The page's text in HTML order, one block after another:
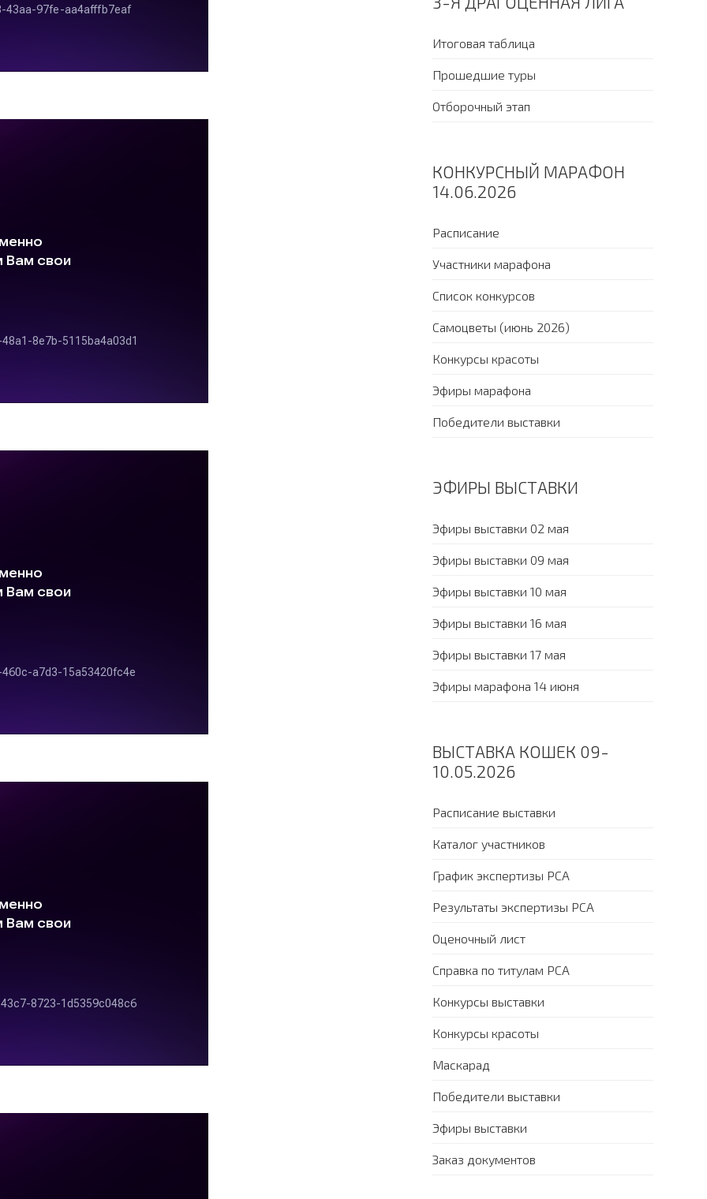
Итоговая таблица
Прошедшие туры
Отборочный этап
КОНКУРСНЫЙ МАРАФОН
14.06.2026
Расписание
Участники марафона
Список конкурсов
Самоцветы (июнь 2026)
Конкурсы красоты
Эфиры марафона
Победители выставки
ЭФИРЫ ВЫСТАВКИ
Эфиры выставки 02 мая
Эфиры выставки 09 мая
Эфиры выставки 10 мая
Эфиры выставки 16 мая
Эфиры выставки 17 мая
Эфиры марафона 14 июня
ВЫСТАВКА КОШЕК 09-
10.05.2026
Расписание выставки
Каталог участников
График экспертизы PCA
Результаты экспертизы PCA
Оценочный лист
Справка по титулам PCA
Конкурсы выставки
Конкурсы красоты
Маскарад
Победители выставки
Эфиры выставки
Заказ документов